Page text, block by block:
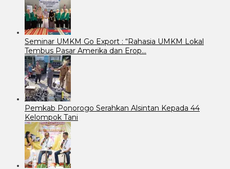
Seminar UMKM Go Export : “Rahasia UMKM Lokal
Tembus Pasar Amerika dan Erop…
Pemkab Ponorogo Serahkan Alsintan Kepada 44
Kelompok Tani